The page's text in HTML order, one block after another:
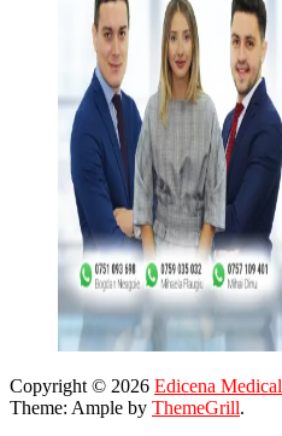
Copyright © 2026 Edicena Medical
Theme: Ample by ThemeGrill.